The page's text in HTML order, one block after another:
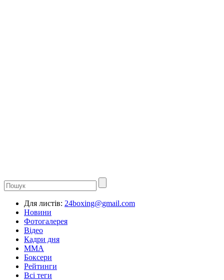
Для листів: 24boxing@gmail.com
Новини
Фотогалерея
Відео
Кадри дня
ММА
Боксери
Рейтинги
Всі теги